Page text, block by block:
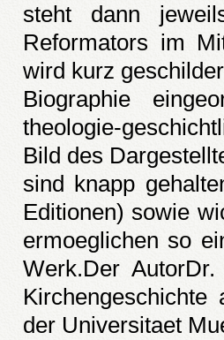
steht dann
Reformators im
wird kurz
Biographie
theologie-
Bild des
sind knapp
Editionen) sowie
ermoeglichen so
Werk.Der
der Universitaet